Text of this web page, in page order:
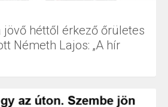
jövő héttől érkező őrületes
Németh Lajos: „A hír